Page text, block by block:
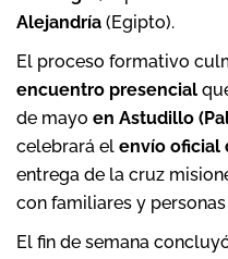
Alejandría (Egipto).
El proceso formativo
encuentro presencial
de mayo en Astudillo
celebrará el envío oficial
entrega de la cruz
con familiares y
El fin de semana